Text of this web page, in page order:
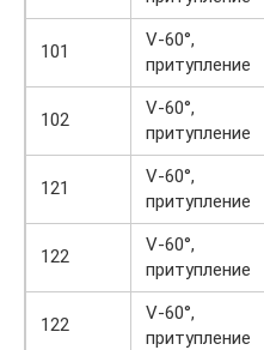
101
V-60°,
притупление
102
V-60°,
притупление
121
V-60°,
притупление
122
V-60°,
притупление
122
V-60°,
притупление